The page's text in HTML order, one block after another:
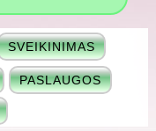
SVEIKINIMAS
PASLAUGOS